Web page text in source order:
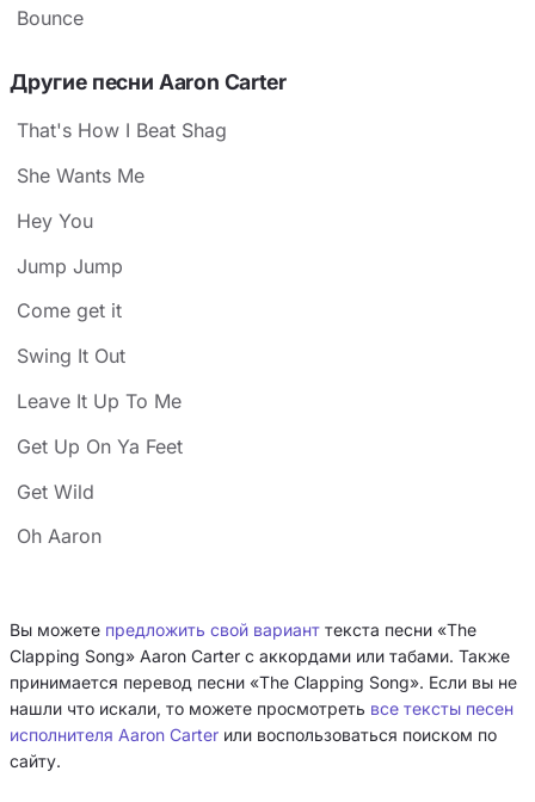
Bounce
Другие песни Aaron Carter
That's How I Beat Shag
She Wants Me
Hey You
Jump Jump
Come get it
Swing It Out
Leave It Up To Me
Get Up On Ya Feet
Get Wild
Oh Aaron
Вы можете предложить свой вариант текста песни «The
Clapping Song» Aaron Carter с аккордами или табами. Также
принимается перевод песни «The Clapping Song». Если вы не
нашли что искали, то можете просмотреть все тексты песен
исполнителя Aaron Carter или воспользоваться поиском по
сайту.